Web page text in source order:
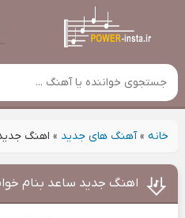
خانه»آهنگ های جدید » اهنگ
اهنگ جدید ساعد بنام